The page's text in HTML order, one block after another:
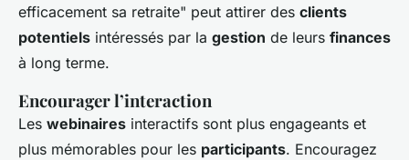
efficacement sa retraite" peut attirer des clients
potentiels intéressés par la gestion de leurs finances
à long terme.
Encourager l’interaction
Les webinaires interactifs sont plus engageants et
plus mémorables pour les participants. Encouragez